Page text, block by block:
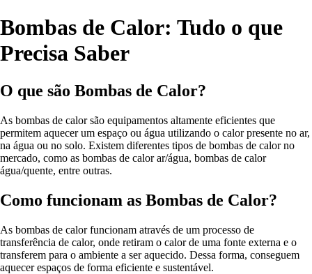
Bombas de Calor: Tudo o que
Precisa Saber
O que são Bombas de Calor?
As bombas de calor são equipamentos altamente eficientes que
permitem aquecer um espaço ou água utilizando o calor presente no ar,
na água ou no solo. Existem diferentes tipos de bombas de calor no
mercado, como as bombas de calor ar/água, bombas de calor
água/quente, entre outras.
Como funcionam as Bombas de Calor?
As bombas de calor funcionam através de um processo de
transferência de calor, onde retiram o calor de uma fonte externa e o
transferem para o ambiente a ser aquecido. Dessa forma, conseguem
aquecer espaços de forma eficiente e sustentável.